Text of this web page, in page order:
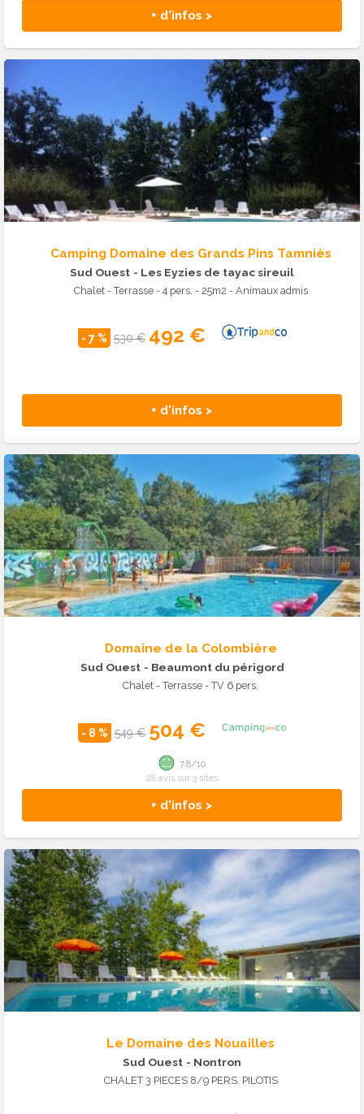
+ d'infos >
Camping Domaine des Grands Pins Tamniès
Sud Ouest - Les Eyzies de tayac sireuil
Chalet - Terrasse - 4 pers. - 25m2 - Animaux admis
- 7 % 530 € 492 €
+ d'infos >
Domaine de la Colombière
Sud Ouest - Beaumont du périgord
Chalet - Terrasse - TV 6 pers.
- 8 % 549 € 504 €
+ d'infos >
7.8/10
28 avis sur 3 sites
Le Domaine des Nouailles
Sud Ouest - Nontron
CHALET 3 PIECES 8/9 PERS. PILOTIS